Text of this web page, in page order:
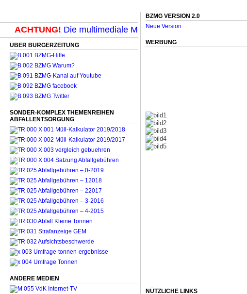
ACHTUNG!Die multimediale Mit-Mach-Zeitung für
ÜBER BÜRGERZEITUNG
SONDER-KOMPLEX THEMENREIHEN
ABFALLENTSORGUNG
ANDERE MEDIEN
BZMG VERSION 2.0
Neue Version
WERBUNG
NÜTZLICHE LINKS